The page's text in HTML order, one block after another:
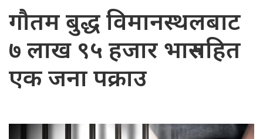
गौतम बुद्ध विमानस्थलबाट
७ लाख ९५ हजार भारुसहित
एक जना पक्राउ